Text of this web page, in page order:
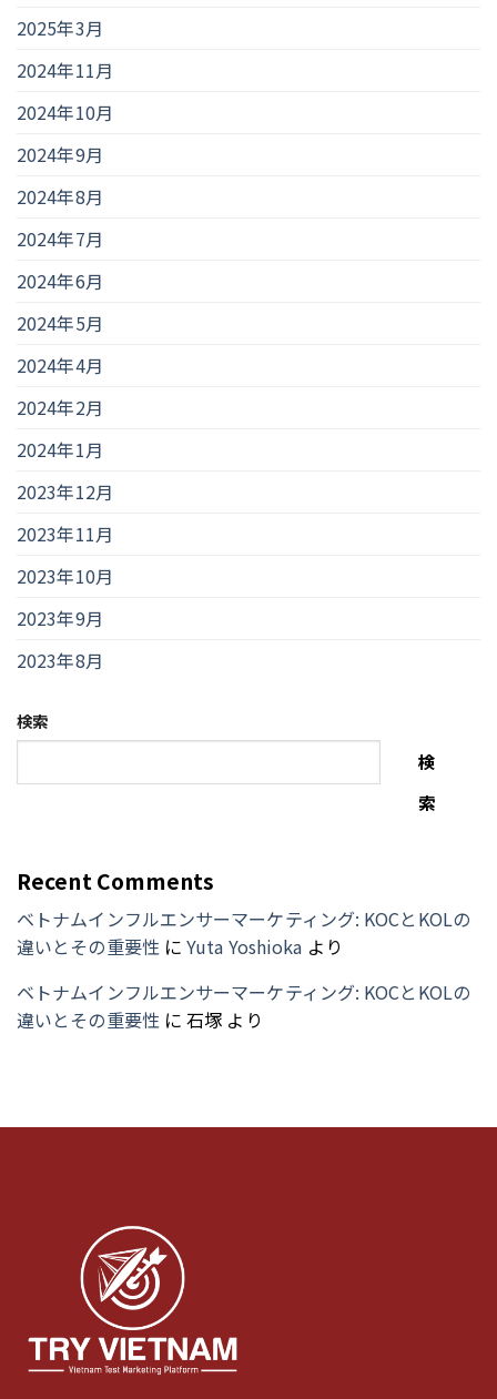
2025年3月
2024年11月
2024年10月
2024年9月
2024年8月
2024年7月
2024年6月
2024年5月
2024年4月
2024年2月
2024年1月
2023年12月
2023年11月
2023年10月
2023年9月
2023年8月
検索
検
索
Recent Comments
ベトナムインフルエンサーマーケティング: KOCとKOLの
違いとその重要性 にYuta Yoshioka より
ベトナムインフルエンサーマーケティング: KOCとKOLの
違いとその重要性 に石塚 より